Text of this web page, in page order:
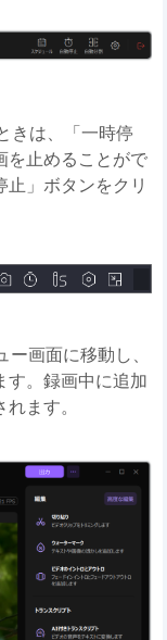
きは、「一時停
を止めることがで
」ボタンをクリ
画面に移動し、
す。録画中に追加
ます。